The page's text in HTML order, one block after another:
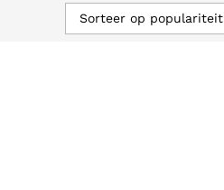
Sorteer op populariteit